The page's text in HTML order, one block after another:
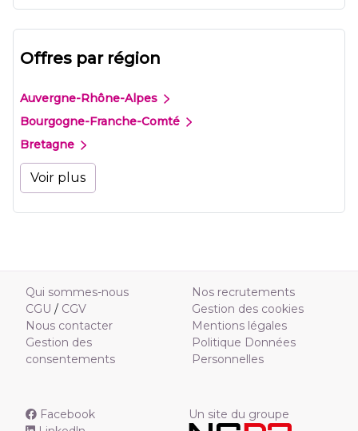
Offres par région
Auvergne-Rhône-Alpes
Bourgogne-Franche-Comté
Bretagne
Voir plus
Qui sommes-nous
CGU / CGV
Nous contacter
Gestion des
consentements
Nos recrutements
Gestion des cookies
Mentions légales
Politique Données
Personnelles
Facebook
Un site du groupe